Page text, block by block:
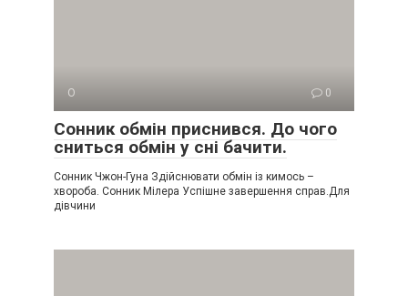
О 0
Сонник обмін приснився. До чого
сниться обмін у сні бачити.
Сонник Чжон-Гуна Здійснювати обмін із кимось –
хвороба. Сонник Мілера Успішне завершення справ.Для
дівчини